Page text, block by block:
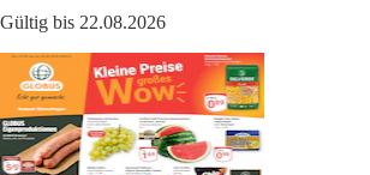
Gültig bis 22.08.2026